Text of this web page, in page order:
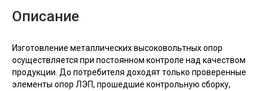
Описание
Изготовление металлических высоковольтных опор
осуществляется при постоянном контроле над качеством
продукции. До потребителя доходят только проверенные
элементы опор ЛЭП, прошедшие контрольную сборку,